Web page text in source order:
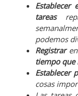
Establecer
tareas
podemos
Registraren
tiempo que
Establecer
cosas